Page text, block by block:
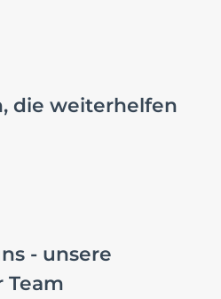
die weiterhelfen
- unsere
Team